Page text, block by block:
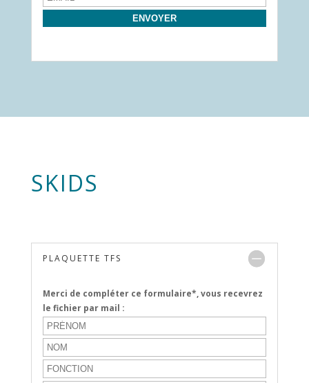
SKIDS
PLAQUETTE TFS
Merci de compléter ce formulaire*, vous recevrez
le fichier par mail :